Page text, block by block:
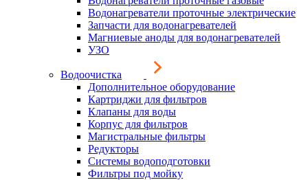
Водонагреватели проточные электрические
Запчасти для водонагревателей
Магниевые аноды для водонагревателей
УЗО
Водоочистка
Дополнительное оборудование
Картриджи для фильтров
Клапаны для воды
Корпус для фильтров
Магистральные фильтры
Редукторы
Системы водоподготовки
Фильтры под мойку